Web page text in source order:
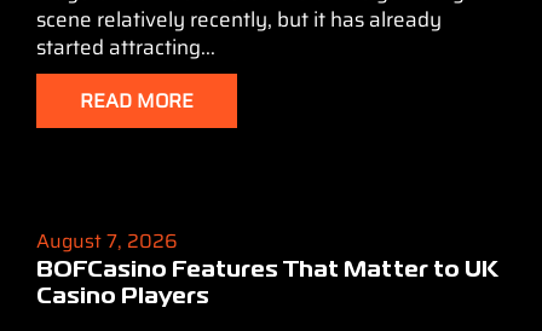
scene relatively recently, but it has already
started attracting...
READ MORE
August 7, 2026
BOFCasino Features That Matter to UK
Casino Players